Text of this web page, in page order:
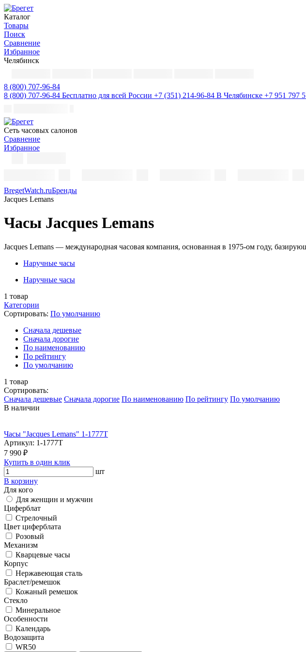
Каталог
Товары
Поиск
Сравнение
Избранное
Челябинск
8 (800) 707-96-84
8 (800) 707-96-84 Бесплатно для всей России +7 (351) 214-96-84 В Челябинске +7 951 797
Cеть часовых салонов
Сравнение
Избранное
BregetWatch.ruБренды
Jacques Lemans
Часы Jacques Lemans
Jacques Lemans — международная часовая компания, основанная в 1975-ом году,
Наручные часы
Наручные часы
1 товар
Категории
Сортировать: По умолчанию
Cначала дешевые
Cначала дорогие
По наименованию
По рейтингу
По умолчанию
1 товар
Сортировать:
Cначала дешевые Cначала дорогие По наименованию По рейтингу По умолчанию
В наличии
Часы "Jacques Lemans" 1-1777T
Артикул: 1-1777T
7 990 ₽
Купить в один клик
шт
В корзину
Для кого
Для женщин и мужчин
Циферблат
Стрелочный
Цвет циферблата
Розовый
Механизм
Кварцевые часы
Корпус
Нержавеющая сталь
Браслет/ремешок
Кожаный ремешок
Стекло
Минеральное
Особенности
Календарь
Водозащита
WR50